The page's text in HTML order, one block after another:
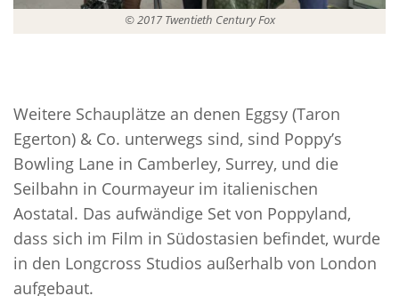
© 2017 Twentieth Century Fox
Weitere Schauplätze an denen Eggsy (Taron
Egerton) & Co. unterwegs sind, sind Poppy’s
Bowling Lane in Camberley, Surrey, und die
Seilbahn in Courmayeur im italienischen
Aostatal. Das aufwändige Set von Poppyland,
dass sich im Film in Südostasien befindet, wurde
in den Longcross Studios außerhalb von London
aufgebaut.